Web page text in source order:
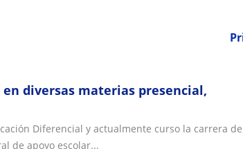
diversas materias presencial,
Diferencial y actualmente curso la carrera
de apoyo escolar...